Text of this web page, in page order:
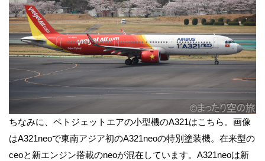
ちなみに、ベトジェットエアの小型機のA321はこちら。画像
はA321neoで東南アジア初のA321neoの特別塗装機。在来型の
ceoと新エンジン搭載のneoが混在しています。A321neoは新